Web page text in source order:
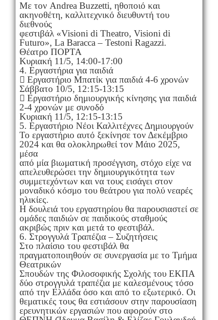
Με τον Andrea Buzzetti, ηθοποιό και
ακηνοθέτη, καλλιτεχνικό διευθυντή του
διεθνούς
φεστιβάλ «Visioni di Theatro, Visioni di
Futuro», La Baracca – Testoni Ragazzi.
Θέατρο ΠΟΡΤΑ
Κυριακή 11/5, 14:00-17:00
4. Εργαστήρια για παιδιά
 Εργαστήριο Μπατίκ για παιδιά 4-6 χρονών
Σάββατο 10/5, 12:15-13:15
 Εργαστήριο δημιουργικής κίνησης για παιδιά
2-4 χρονών με συνοδό
Κυριακή 11/5, 12:15-13:15
5. Εργαστήριο Νέοι Καλλιτέχνες Δημιουργούν
Το εργαστήριο αυτό ξεκίνησε τον Δεκέμβριο
2024 και θα ολοκληρωθεί τον Μάιο 2025,
μέσα
από μία βιωματική προσέγγιση, στόχο είχε να
απελευθερώσει την δημιουργικότητα των
συμμετεχόντων και να τους εισάγει στον
μοναδικό κόσμο του θεάτρου για πολύ νεαρές
ηλικίες.
Η δουλειά του εργαστηρίου θα παρουσιαστεί σε
ομάδες παιδιών σε παιδικούς σταθμούς
ακριβώς πριν και μετά το φεστιβάλ.
6. Στρογγυλά Τραπέζια – Συζητήσεις
Στο πλαίσιο του φεστιβάλ θα
πραγματοποιηθούν σε συνεργασία με το Τμήμα
Θεατρικών
Σπουδών της Φιλοσοφικής Σχολής του ΕΚΠΑ
δύο στρογγυλά τραπέζια με καλεσμένους τόσο
από την Ελλάδα όσο και από το εξωτερικό. Οι
θεματικές τους θα εστιάσουν στην παρουσίαση
ερευνητικών εργασιών που αφορούν στο